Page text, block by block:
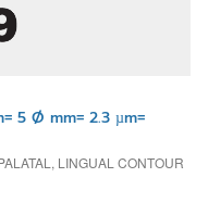
5 Ø mm= 2.3 µm=
LINGUAL CONTOUR